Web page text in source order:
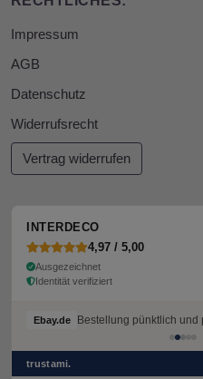
Impressum
AGB
Datenschutz
Widerrufsrecht
Vertrag widerrufen
INTERDECO
4,97 / 5,00
Ausgezeichnet
Identität verifiziert
Ebay.de Bestellung pünktlich
trustami.